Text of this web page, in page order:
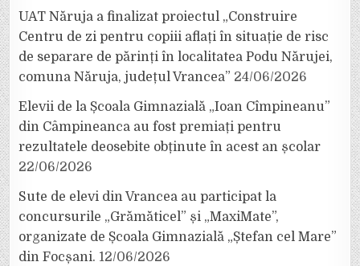
UAT Năruja a finalizat proiectul „Construire
Centru de zi pentru copiii aflați în situație de risc
de separare de părinți în localitatea Podu Nărujei,
comuna Năruja, județul Vrancea” 24/06/2026
Elevii de la Școala Gimnazială „Ioan Cîmpineanu”
din Câmpineanca au fost premiați pentru
rezultatele deosebite obținute în acest an școlar
22/06/2026
Sute de elevi din Vrancea au participat la
concursurile „Grămăticel” și „MaxiMate”,
organizate de Școala Gimnazială „Ștefan cel Mare”
din Focșani. 12/06/2026